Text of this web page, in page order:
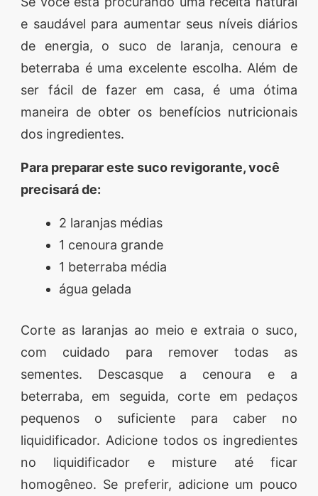
e saudável para aumentar seus níveis diários
de energia, o suco de laranja, cenoura e
beterraba é uma excelente escolha. Além de
ser fácil de fazer em casa, é uma ótima
maneira de obter os benefícios nutricionais
dos ingredientes.
Para preparar este suco revigorante, você
precisará de:
2 laranjas médias
1 cenoura grande
1 beterraba média
água gelada
Corte as laranjas ao meio e extraia o suco,
com cuidado para remover todas as
sementes. Descasque a cenoura e a
beterraba, em seguida, corte em pedaços
pequenos o suficiente para caber no
liquidificador. Adicione todos os ingredientes
no liquidificador e misture até ficar
homogêneo. Se preferir, adicione um pouco